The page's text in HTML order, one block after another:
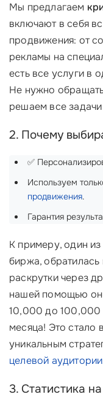
Мы предлагаем
включают в себя
продвижения: от
рекламы на
есть все услуги в
Не нужно
решаем все
2. Почему
✅
Используем
продвижения.
Гарантия
К примеру, один
биржа,
раскрутки через
нашей помощью
10,000 до 100,000
месяца! Это
уникальным
целевой аудитории
3. Статистика